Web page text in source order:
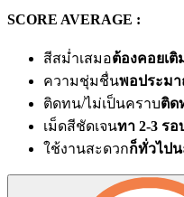
SCORE AVERAGE :
สีสม่ำเสมอต้องคอยเ
ความชุ่มชื่นพอประม
ติดทน/ไม่เป็นคราบติด
เม็ดสีชัดเจนทา 2-3 รอ
ใช้งานสะดวกก็ทั่วไปน